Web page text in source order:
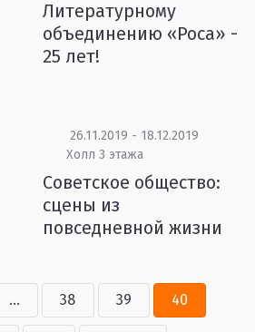
Литературному
объединению «Роса» -
25 лет!
26.11.2019 - 18.12.2019
Холл 3 этажа
Советское общество:
сцены из
повседневной жизни
... 38 39 40